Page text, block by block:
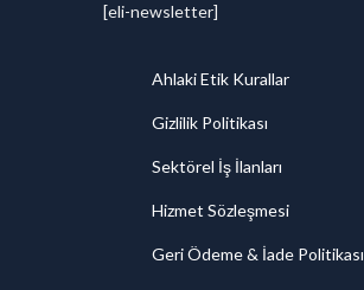
[eli-newsletter]
Ahlaki Etik Kurallar
Gizlilik Politikası
Sektörel İş İlanları
Hizmet Sözleşmesi
Geri Ödeme & İade Politikası